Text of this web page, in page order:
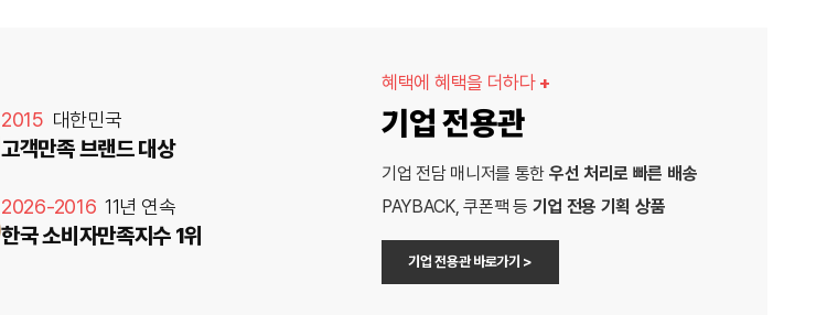
2015 대한민국
고객만족 브랜드 대상
2026-2016 11년 연속
한국 소비자만족지수 1위
혜택에 혜택을 더하다 +
기업 전용관
기업 전담 매니저를 통한 우선 처리로 빠른 배송
PAYBACK, 쿠폰팩 등 기업 전용 기획 상품
기업 전용관 바로가기 >